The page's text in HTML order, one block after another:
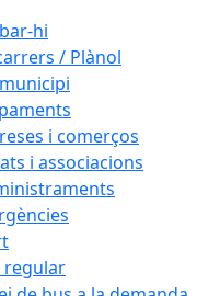
hi
/ Plànol
i comerços
i associacions
regular